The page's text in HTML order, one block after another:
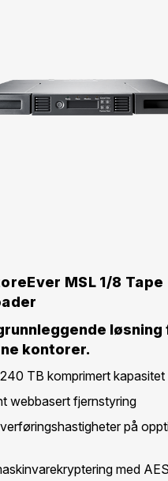
MSL 1/8 Tape
løsning
kontorer.
TB komprimert kapasitet
webbasert fjernstyring
på
med